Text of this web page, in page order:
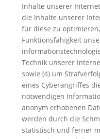
Inhalte unserer
die Inhalte unserer
für diese zu
Funktionsfähigkeit
Technik unserer
sowie (4) um
eines Cyberangriffes
notwendigen
anonym erhobenen
werden durch die
statistisch und ferner